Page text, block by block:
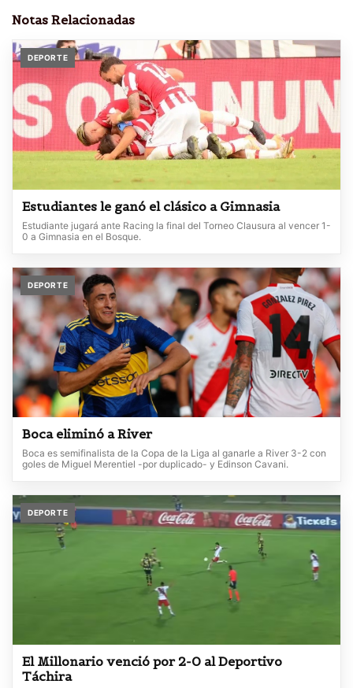
Notas Relacionadas
DEPORTE
Estudiantes le ganó el clásico a Gimnasia
Estudiante jugará ante Racing la final del Torneo Clausura al vencer 1-
0 a Gimnasia en el Bosque.
DEPORTE
Boca eliminó a River
Boca es semifinalista de la Copa de la Liga al ganarle a River 3-2 con
goles de Miguel Merentiel -por duplicado- y Edinson Cavani.
DEPORTE
El Millonario venció por 2-0 al Deportivo
Táchira